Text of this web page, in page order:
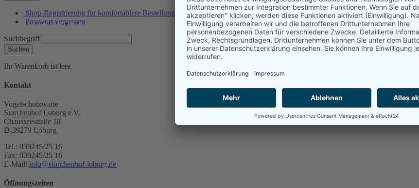
Shop-Registrierung für komfortablere Bestellungen
Passwort vergessen
Suchbegriff
Suchen
Ihr Warenkorb ist leer.
Kontakt
Vogelschutzwarte
Storchenhof Loburg e.V.
Chausseestraße 18
D-39279 Loburg
Tel.: 039245/25 16
Fax: 039245/25 16
E-Mail: info@storchenhof-loburg.de
Öffnungszeiten